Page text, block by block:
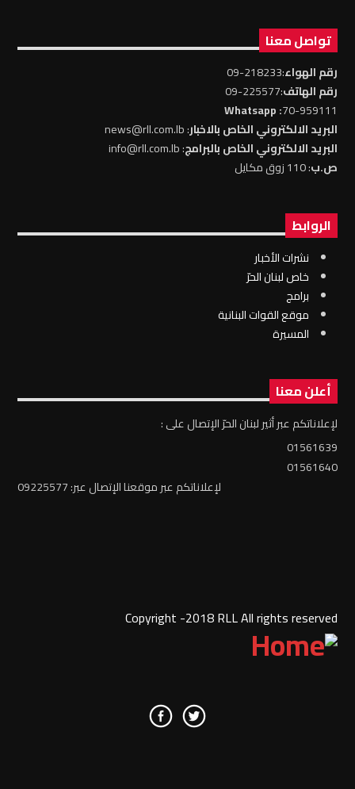
تواصل معنا
رقم الهواء:218233-09
رقم الهاتف:225577-09
70-959111
: Whatsapp
البريد الالكتروني الخاص بالاخبار: news@rll.com.lb
البريد الالكتروني الخاص بالبرامج: info@rll.com.lb
ص.ب: 110 زوق مكايل
الروابط
نشرات الأخبار
خاص لبنان الحرّ
برامج
موقع القوات البنانية
المسيرة
أعلن معنا
لإعلاناتكم عبر أثير لبنان الحرّ الإتصال على :
01561639
01561640
لإعلاناتكم عبر موقعنا الإتصال عبر: 09225577
Copyright -2018 RLL All rights reserved